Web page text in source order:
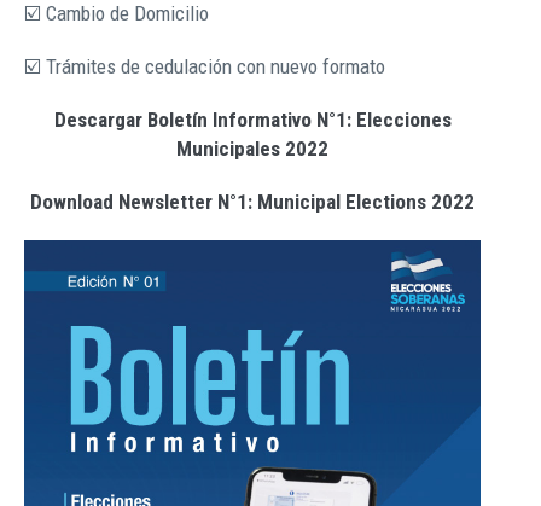
☑️ Cambio de Domicilio
☑️ Trámites de cedulación con nuevo formato
Descargar Boletín Informativo N°1: Elecciones
Municipales 2022
Download Newsletter N°1: Municipal Elections 2022